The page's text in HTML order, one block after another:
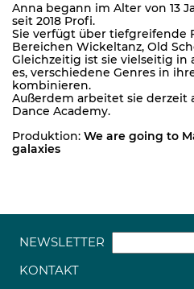
Anna begann im Alter von 13
seit 2018 Profi.
Sie verfügt über tiefgreifende
Bereichen Wickeltanz, Old
Gleichzeitig ist sie vielseitig
es, verschiedene Genres in
kombinieren.
Außerdem arbeitet sie derzeit
Dance Academy.
Produktion: We are going to
galaxies
NEWSLETTER
KONTAKT